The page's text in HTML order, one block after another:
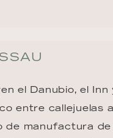
el Danubio, el
entre callejuelas
de manufactura de